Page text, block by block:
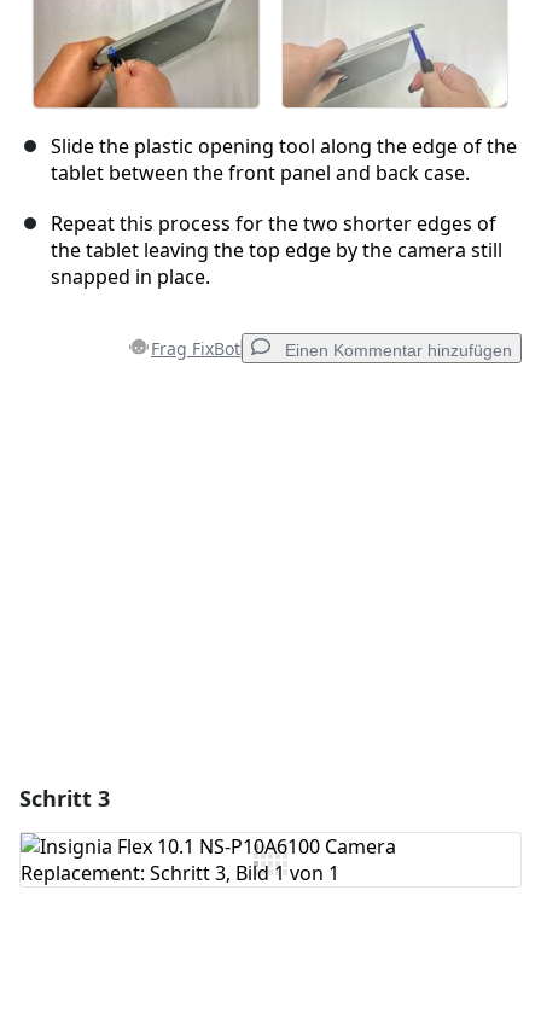
Slide the plastic opening tool along the edge of the
tablet between the front panel and back case.
Repeat this process for the two shorter edges of
the tablet leaving the top edge by the camera still
snapped in place.
Frag FixBot Einen Kommentar hinzufügen
Schritt 3